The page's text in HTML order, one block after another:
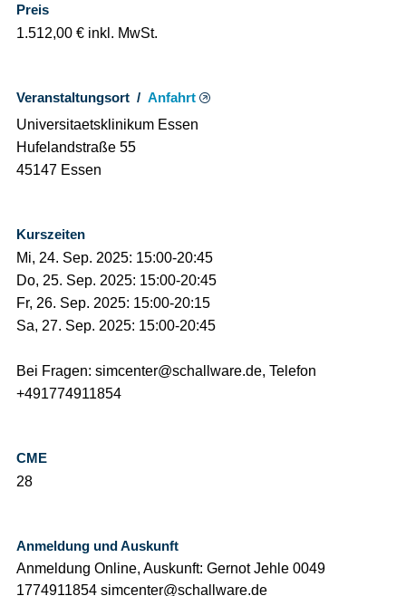
Preis
1.512,00 € inkl. MwSt.
Veranstaltungsort /Anfahrt
Universitaetsklinikum Essen
Hufelandstraße 55
45147 Essen
Kurszeiten
Mi, 24. Sep. 2025: 15:00-20:45
Do, 25. Sep. 2025: 15:00-20:45
Fr, 26. Sep. 2025: 15:00-20:15
Sa, 27. Sep. 2025: 15:00-20:45
Bei Fragen: simcenter@schallware.de, Telefon
+491774911854
CME
28
Anmeldung und Auskunft
Anmeldung Online, Auskunft: Gernot Jehle 0049
1774911854 simcenter@schallware.de